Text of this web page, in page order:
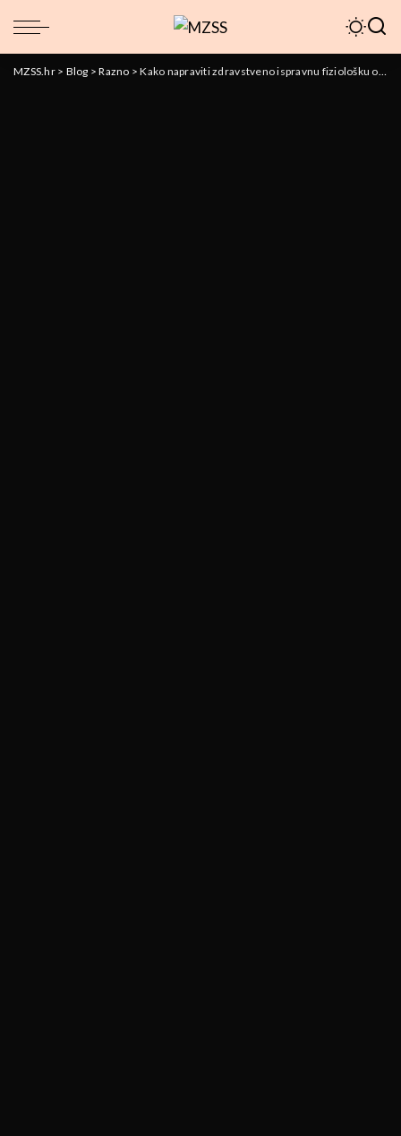
MZSS.hr> Blog >Razno >Kako napraviti zdravstveno ispravnu fiziološku otopinu kod kuće?